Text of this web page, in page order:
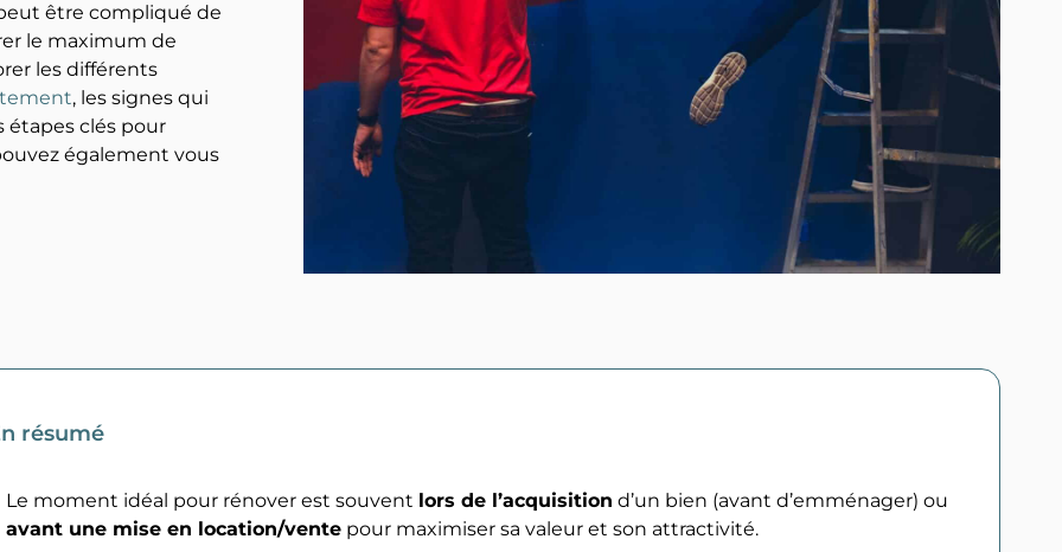
être compliqué de
le maximum de
les différents
, les signes qui
étapes clés pour
également vous
résumé
Le moment idéal pour rénover est souvent lors de l’acquisition d’un bien (avant d’emménager) ou
avant une mise en location/vente pour maximiser sa valeur et son attractivité.